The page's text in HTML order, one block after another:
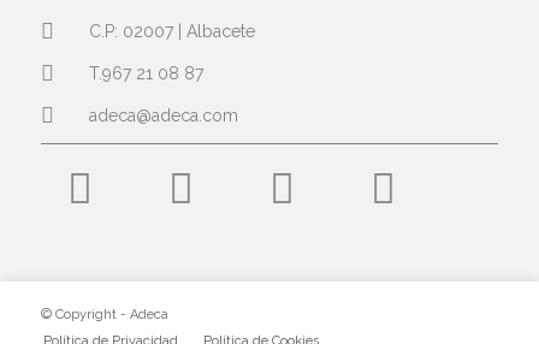
C.P: 02007 | Albacete
T.967 21 08 87
adeca@adeca.com
© Copyright - Adeca